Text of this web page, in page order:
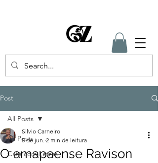
Post
All Posts
Café com Letras
All Posts
O amapaense Ravison
Silvio Carneiro
5 de jun. 2 min de leitura